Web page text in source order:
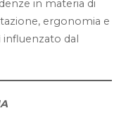
in materia di
ergonomia e
influenzato dal